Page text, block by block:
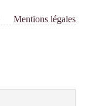
Mentions légales